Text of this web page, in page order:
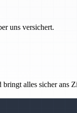
uns versichert.
alles sicher ans